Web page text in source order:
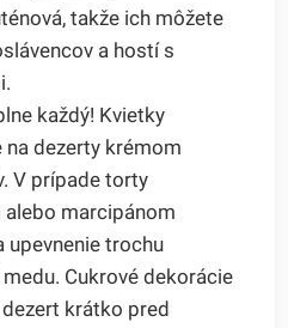
takže ich môžete
a hostí s
každý! Kvietky
dezerty krémom
V prípade torty
marcipánom
upevnenie trochu
Cukrové dekorácie
krátko pred